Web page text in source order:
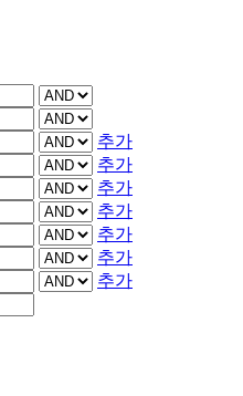
추가
추가
추가
추가
추가
추가
추가